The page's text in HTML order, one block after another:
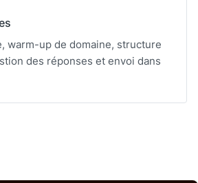
warm-up de domaine, structure
des réponses et envoi dans